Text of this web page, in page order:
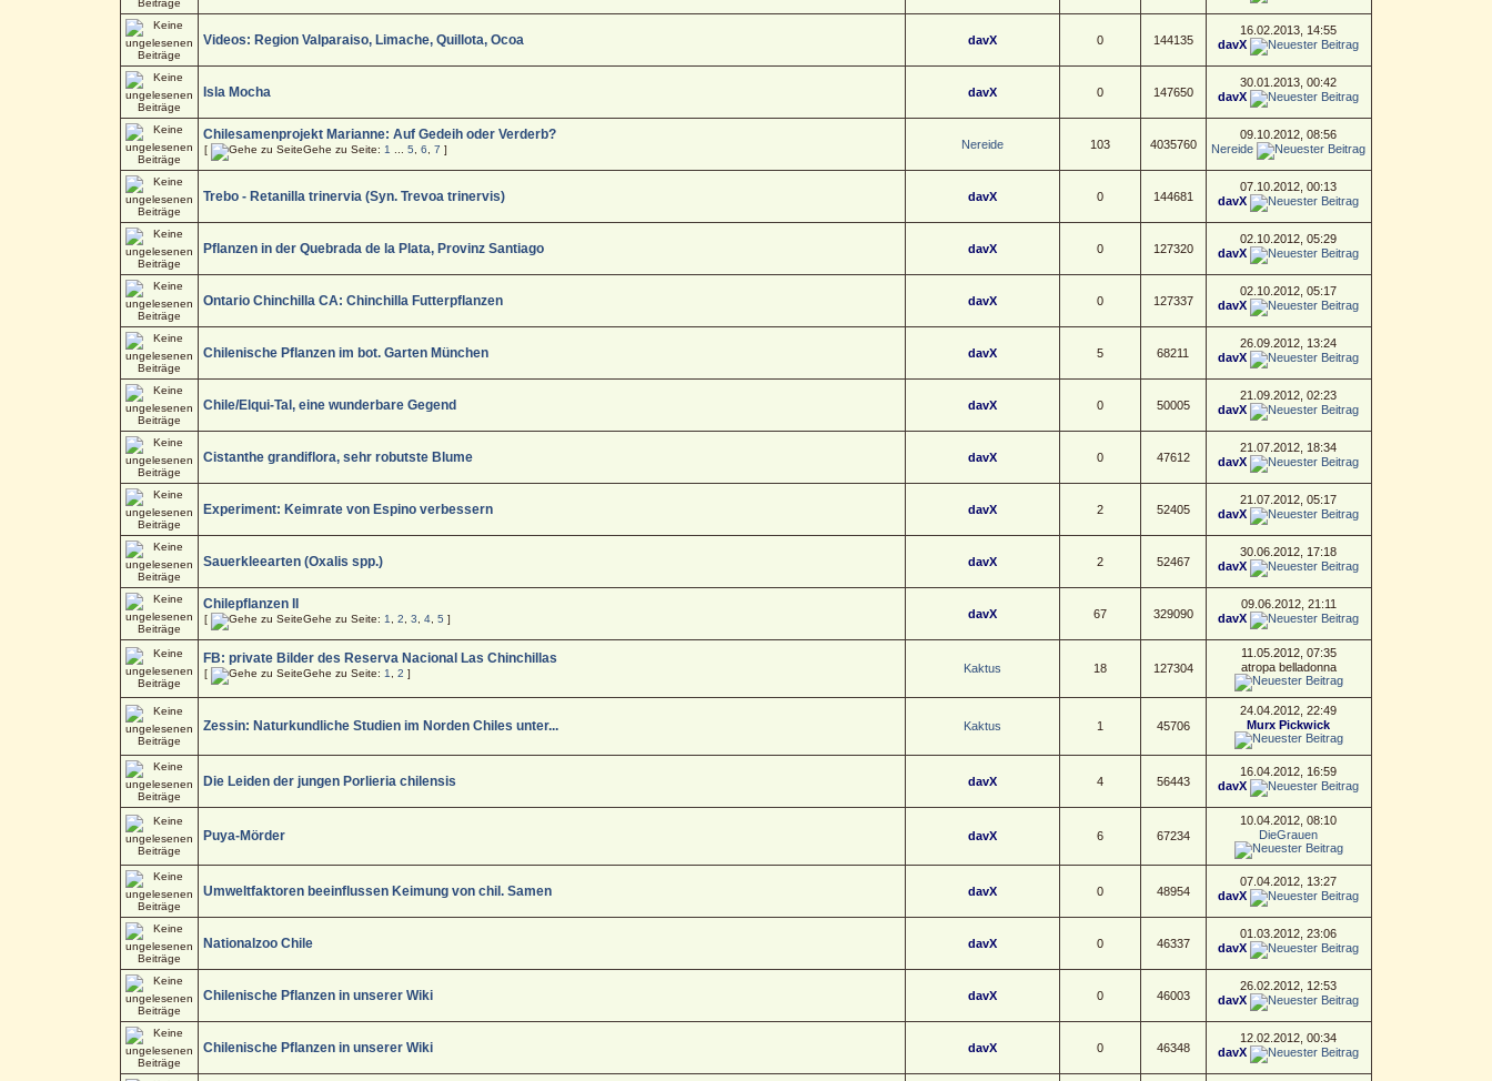
Videos: Region Valparaiso, Limache, Quillota, Ocoa davX 0 144135
16.02.2013, 14:55
davX
Isla Mocha davX 0 147650
30.01.2013, 00:42
davX
Chilesamenprojekt Marianne: Auf Gedeih oder Verderb?
[ Gehe zu Seite: 1 5 6 7 ] Nereide 103 4035760
09.10.2012, 08:56
Nereide
Trebo - Retanilla trinervia (Syn. Trevoa trinervis) davX 0 144681
07.10.2012, 00:13
davX
Pflanzen in der Quebrada de la Plata, Provinz Santiago davX 0 127320
02.10.2012, 05:29
davX
Ontario Chinchilla CA: Chinchilla Futterpflanzen davX 0 127337
02.10.2012, 05:17
davX
Chilenische Pflanzen im bot. Garten München davX 5 68211
26.09.2012, 13:24
davX
Chile/Elqui-Tal, eine wunderbare Gegend davX 0 50005
21.09.2012, 02:23
davX
Cistanthe grandiflora, sehr robutste Blume davX 0 47612
21.07.2012, 18:34
davX
Experiment: Keimrate von Espino verbessern davX 2 52405
21.07.2012, 05:17
davX
Sauerkleearten (Oxalis spp.) davX 2 52467
30.06.2012, 17:18
davX
Chilepflanzen II
[ Gehe zu Seite: 1 2 3 4, 5 ] davX 67 329090
09.06.2012, 21:11
davX
FB: private Bilder des Reserva Nacional Las Chinchillas
[ Gehe zu Seite: 1 2 ] Kaktus 18 127304
11.05.2012, 07:35
atropa belladonna
Zessin: Naturkundliche Studien im Norden Chiles unter... Kaktus 1 45706
24.04.2012, 22:49
Murx Pickwick
Die Leiden der jungen Porlieria chilensis davX 4 56443
16.04.2012, 16:59
davX
Puya-Mörder davX 6 67234
10.04.2012, 08:10
DieGrauen
Umweltfaktoren beeinflussen Keimung von chil. Samen davX 0 48954
07.04.2012, 13:27
davX
Nationalzoo Chile davX 0 46337
01.03.2012, 23:06
davX
Chilenische Pflanzen in unserer Wiki davX 0 46003
26.02.2012, 12:53
davX
Chilenische Pflanzen in unserer Wiki davX 0 46348
12.02.2012, 00:34
davX